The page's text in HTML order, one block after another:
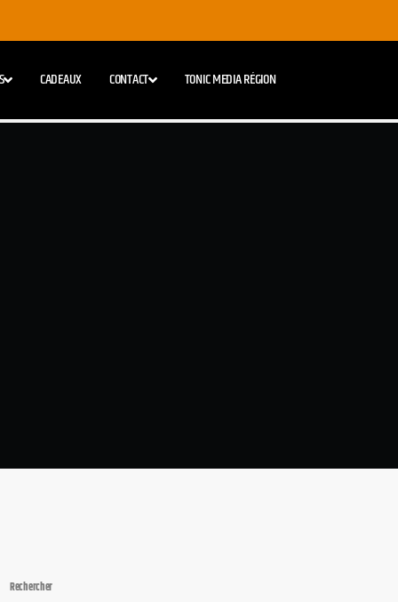
CADEAUX CONTACT TONIC MEDIA RÉGION
Rechercher